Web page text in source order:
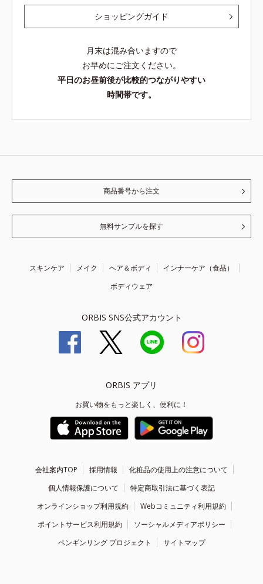
ショッピングガイド
月末は混み合いますので
お早めにご注文ください。
平日のお昼前後が比較的つながりやすい
時間帯です。
商品番号から注文
無料サンプルを探す
スキンケア メイク ヘア＆ボディ
インナーケア（食品）
ボディウェア
ORBIS SNS公式アカウント
ORBIS アプリ
お買い物をもっと楽しく、便利に！
会社案内TOP 採用情報
化粧品の使用上の注意について
個人情報保護について
特定商取引法に基づく表記
オンラインショップ利用規約
Webコミュニティ利用規約
ポイントサービス利用規約
ソーシャルメディアポリシー
ペンギンリング プロジェクト
サイトマップ